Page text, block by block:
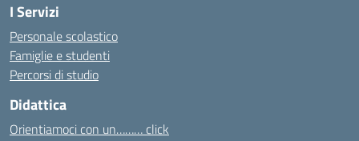
I Servizi
Personale scolastico
Famiglie e studenti
Percorsi di studio
Didattica
Orientiamoci con un……… click